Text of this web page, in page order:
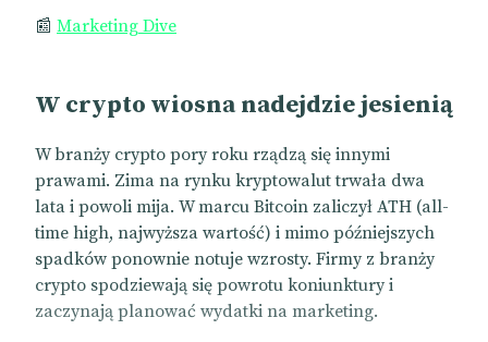
📰 Marketing Dive
W crypto wiosna nadejdzie jesienią
W branży crypto pory roku rządzą się innymi
prawami. Zima na rynku kryptowalut trwała dwa
lata i powoli mija. W marcu Bitcoin zaliczył ATH (all-
time high, najwyższa wartość) i mimo późniejszych
spadków ponownie notuje wzrosty. Firmy z branży
crypto spodziewają się powrotu koniunktury i
zaczynają planować wydatki na marketing.